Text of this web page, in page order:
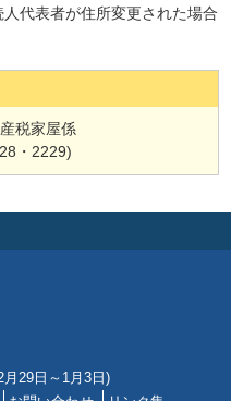
代表者が住所変更された場合
税家屋係
・2229)
29日～1月3日)